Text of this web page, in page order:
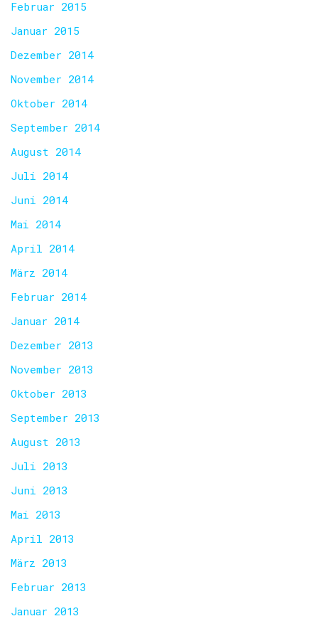
Februar 2015
Januar 2015
Dezember 2014
November 2014
Oktober 2014
September 2014
August 2014
Juli 2014
Juni 2014
Mai 2014
April 2014
März 2014
Februar 2014
Januar 2014
Dezember 2013
November 2013
Oktober 2013
September 2013
August 2013
Juli 2013
Juni 2013
Mai 2013
April 2013
März 2013
Februar 2013
Januar 2013